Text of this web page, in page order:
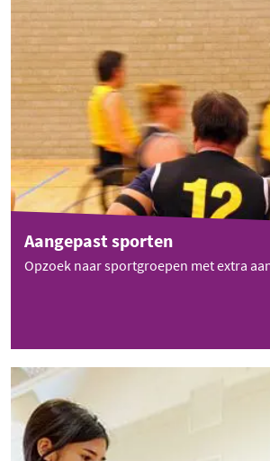
Aangepast sporten
Opzoek naar sportgroepen met extra